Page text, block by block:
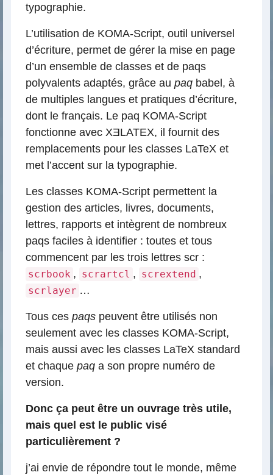
typographie.
L’utilisation de KOMA-Script, outil universel
d’écriture, permet de gérer la mise en page
d’un ensemble de classes et de paqs
polyvalents adaptés, grâce au paq babel, à
de multiples langues et pratiques d’écriture,
dont le français. Le paq KOMA-Script
fonctionne avec XƎLATEX, il fournit des
remplacements pour les classes LaTeX et
met l’accent sur la typographie.
Les classes KOMA-Script permettent la
gestion des articles, livres, documents,
lettres, rapports et intègrent de nombreux
paqs faciles à identifier : toutes et tous
commencent par les trois lettres scr :
scrbook , scrartcl , scrextend ,
scrlayer …
Tous ces paqs peuvent être utilisés non
seulement avec les classes KOMA-Script,
mais aussi avec les classes LaTeX standard
et chaque paq a son propre numéro de
version.
Donc ça peut être un ouvrage très utile,
mais quel est le public visé
particulièrement ?
j’ai envie de répondre tout le monde, même